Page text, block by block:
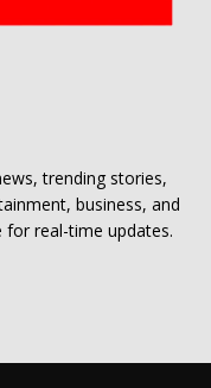
trending stories,
business, and
real-time updates.